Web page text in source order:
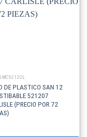
DE PLASTICO SAN 12
521207
(PRECIO POR 72